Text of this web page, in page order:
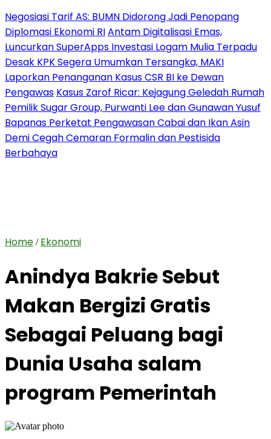
Negosiasi Tarif AS: BUMN Didorong Jadi Penopang
Diplomasi Ekonomi RIAntam Digitalisasi Emas,
Luncurkan SuperApps Investasi Logam Mulia Terpadu
Desak KPK Segera Umumkan Tersangka, MAKI
Laporkan Penanganan Kasus CSR BI ke Dewan
Pengawas Kasus Zarof Ricar: Kejagung Geledah Rumah
Pemilik Sugar Group, Purwanti Lee dan Gunawan Yusuf
Bapanas Perketat Pengawasan Cabai dan Ikan Asin
Demi Cegah Cemaran Formalin dan Pestisida
Berbahaya
Home / Ekonomi
Anindya Bakrie Sebut
Makan Bergizi Gratis
Sebagai Peluang bagi
Dunia Usaha salam
program Pemerintah